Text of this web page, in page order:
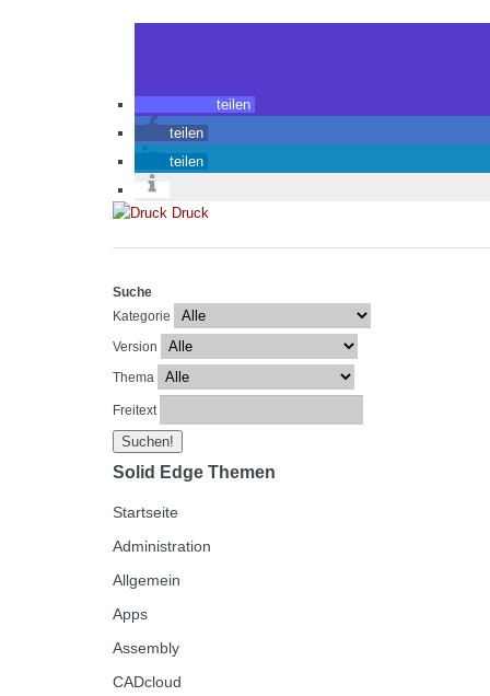
teilen
teilen
teilen
Druck
Suche
Kategorie
Version
Thema
Freitext
Solid Edge Themen
Startseite
Administration
Allgemein
Apps
Assembly
CADcloud